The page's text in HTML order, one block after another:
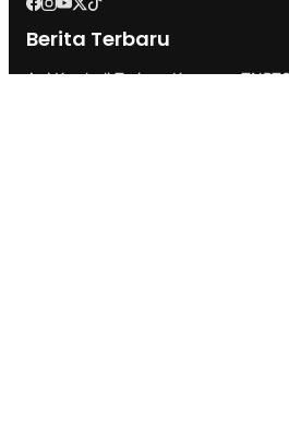
Berita Terbaru
Api Kembali Terjang Kawasan